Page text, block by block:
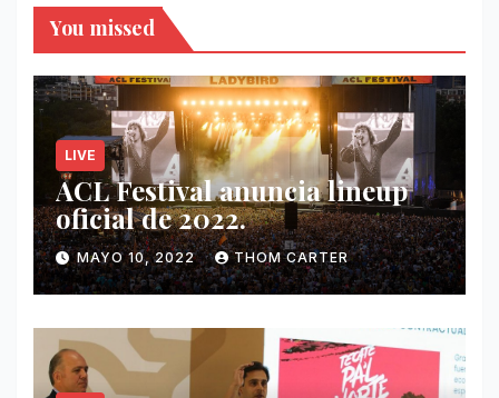
You missed
LIVE
ACL Festival anuncia lineup
oficial de 2022.
MAYO 10, 2022 THOM CARTER